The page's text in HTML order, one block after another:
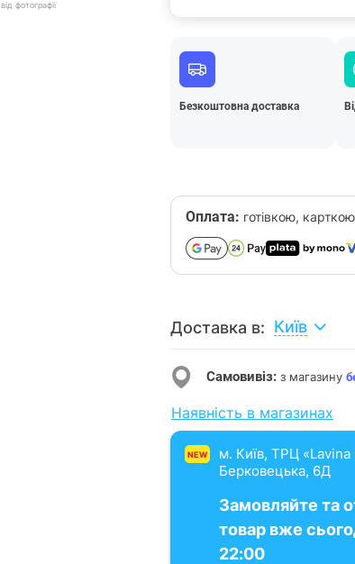
фотографії
Безкоштовна доставка
Оплата: готівкою,
Доставка в: Київ
Самовивіз: з магазину
Наявність в магазинах
NEW
м. Київ, ТРЦ «Lavina
Берковецька, 6Д
Замовляйте та
товар вже
22:00